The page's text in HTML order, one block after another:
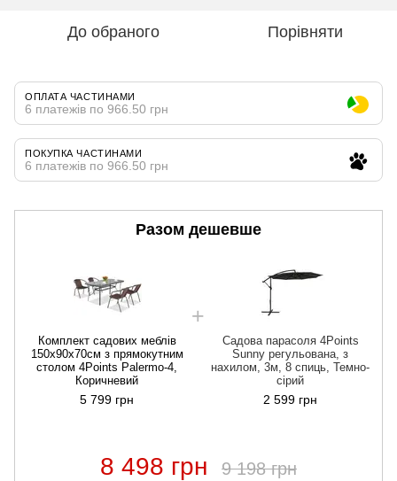
До обраного Порівняти
ОПЛАТА ЧАСТИНАМИ
6 платежів по 966.50 грн
ПОКУПКА ЧАСТИНАМИ
6 платежів по 966.50 грн
Разом дешевше
Комплект садових меблів
150х90х70см з прямокутним
столом 4Points Palermo-4,
Коричневий
5 799 грн
Садова парасоля 4Points
Sunny регульована, з
нахилом, 3м, 8 спиць, Темно-
сірий
2 599 грн
8 498 грн 9 198 грн